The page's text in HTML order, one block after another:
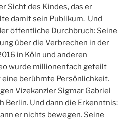
Sicht des Kindes, das er
damit sein Publikum. Und
öffentliche Durchbruch: Seine
über die Verbrechen in der
in Köln und anderen
wurde millionenfach geteilt
eine berühmte Persönlichkeit.
Vizekanzler Sigmar Gabriel
Berlin. Und dann die Erkenntnis:
er nichts bewegen. Seine